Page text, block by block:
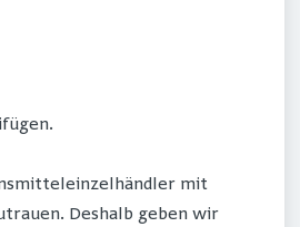
mit
Deshalb geben wir